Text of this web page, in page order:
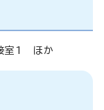
室1 ほか